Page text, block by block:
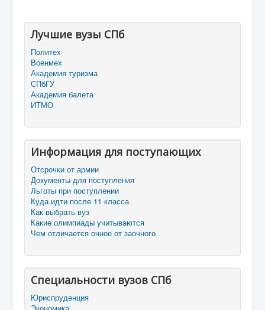
Лучшие вузы СПб
Политех
Военмех
Академия туризма
СПбГУ
Академия балета
ИТМО
Информация для поступающих
Отсрочки от армии
Документы для поступления
Льготы при поступлении
Куда идти после 11 класса
Как выбрать вуз
Какие олимпиады учитываются
Чем отличается очное от заочного
Специальности вузов СПб
Юриспруденция